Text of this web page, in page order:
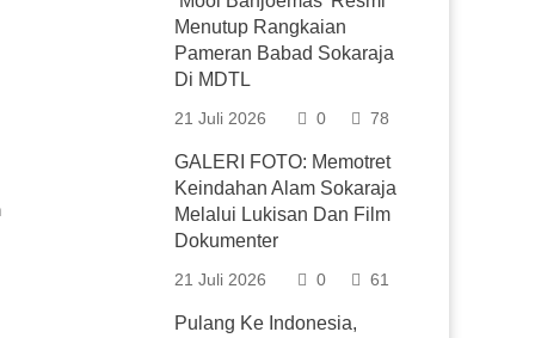
Menutup Rangkaian
Pameran Babad Sokaraja
Di MDTL
21 Juli 2026 0 78
GALERI FOTO: Memotret
Keindahan Alam Sokaraja
Melalui Lukisan Dan Film
Dokumenter
21 Juli 2026 0 61
Pulang Ke Indonesia,